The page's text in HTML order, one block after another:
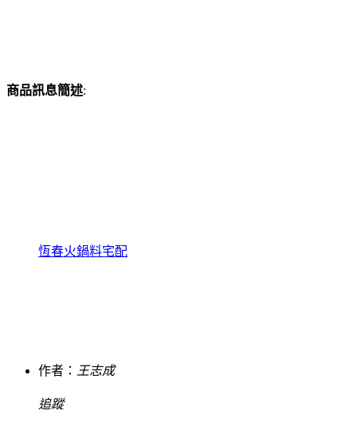
商品訊息簡述:
恆春火鍋料宅配
作者： 王志成
追蹤